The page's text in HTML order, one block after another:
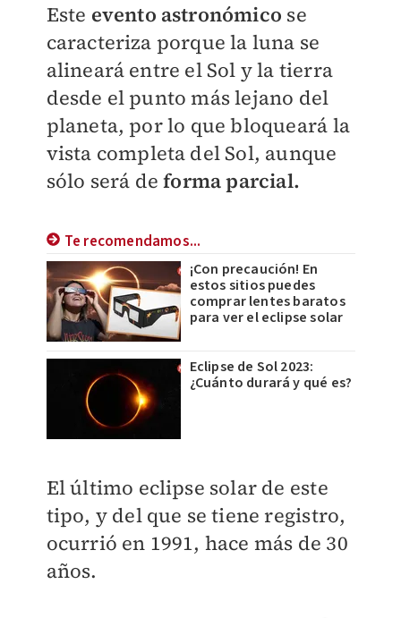
Este evento astronómico se
caracteriza porque la luna se
alineará entre el Sol y la tierra
desde el punto más lejano del
planeta, por lo que bloqueará la
vista completa del Sol, aunque
sólo será de forma parcial.
Te recomendamos...
¡Con precaución! En
estos sitios puedes
comprar lentes baratos
para ver el eclipse solar
Eclipse de Sol 2023:
¿Cuánto durará y qué es?
El último eclipse solar de este
tipo, y del que se tiene registro,
ocurrió en 1991, hace más de 30
años.